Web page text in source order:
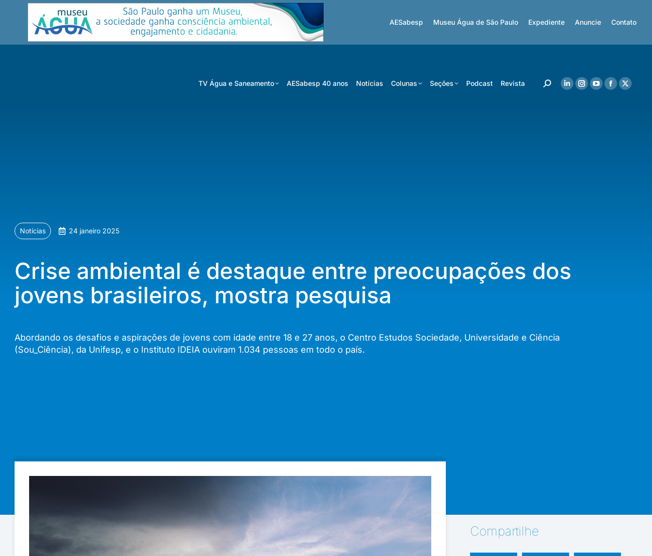
AESabesp Museu Água de São Paulo Expediente Anuncie Contato
TV Água e Saneamento AESabesp 40 anos Notícias Colunas Seções Podcast Revista
Notícias 24 janeiro 2025
Crise ambiental é destaque entre preocupações dos
jovens brasileiros, mostra pesquisa
Abordando os desafios e aspirações de jovens com idade entre 18 e 27 anos, o Centro Estudos Sociedade, Universidade e Ciência
(Sou_Ciência), da Unifesp, e o Instituto IDEIA ouviram 1.034 pessoas em todo o país.
Compartilhe